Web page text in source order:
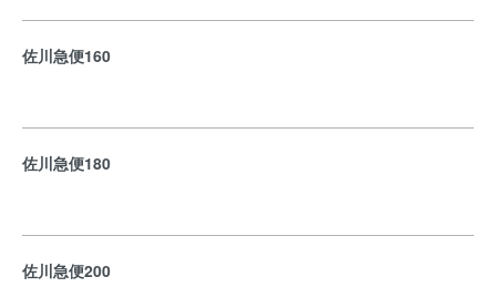
佐川急便160
佐川急便180
佐川急便200